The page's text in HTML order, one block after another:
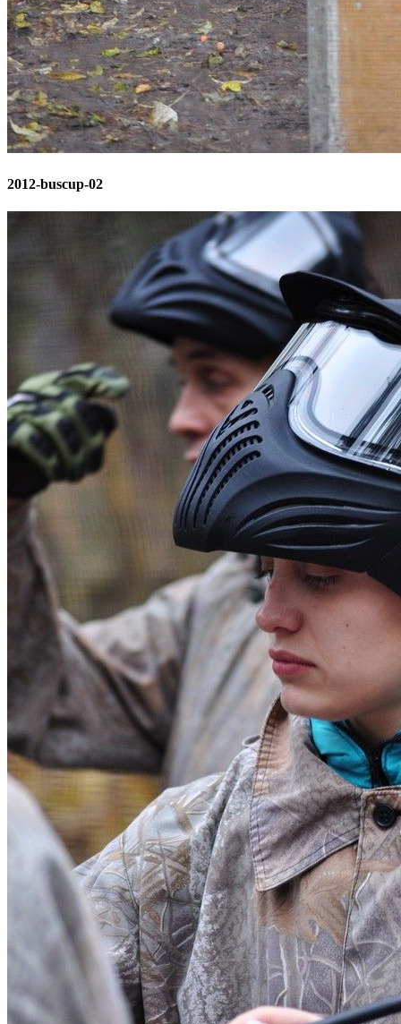
2012-buscup-02